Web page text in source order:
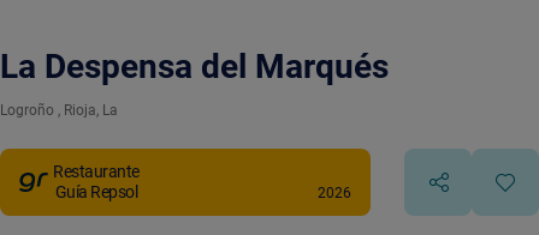
La Despensa del Marqués
Logroño , Rioja, La
Restaurante
Guía Repsol
2026